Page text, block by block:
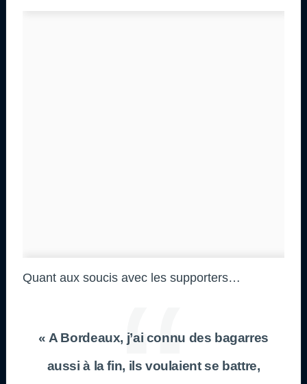
Quant aux soucis avec les supporters…
« A Bordeaux, j’ai connu des bagarres
aussi à la fin, ils voulaient se battre,